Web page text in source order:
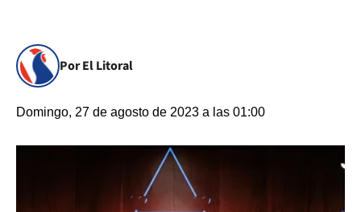
Por El Litoral
Domingo, 27 de agosto de 2023 a las 01:00